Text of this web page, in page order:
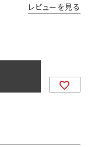
レビューを見る